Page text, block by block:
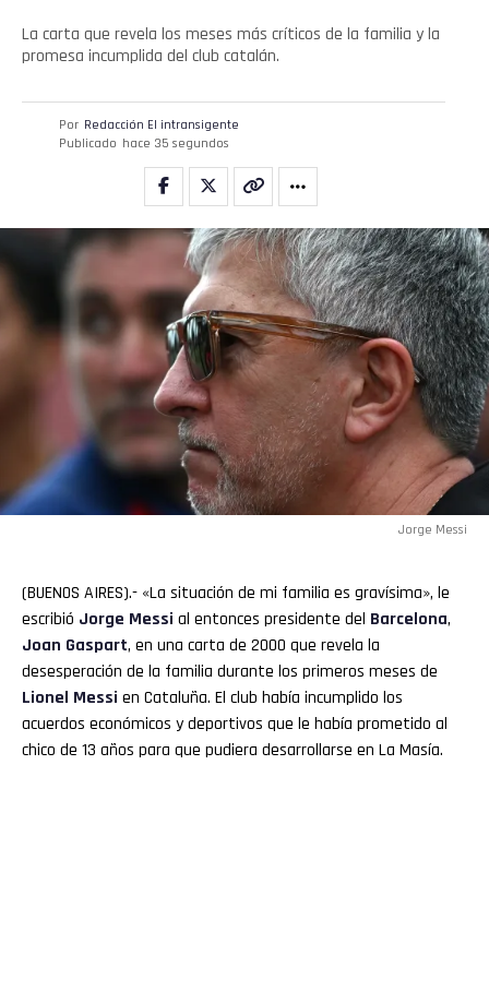
La carta que revela los meses más críticos de la familia y la
promesa incumplida del club catalán.
Por Redacción El intransigente
Publicado hace 35 segundos
Jorge Messi
(BUENOS AIRES).- «La situación de mi familia es gravísima», le
escribió Jorge Messi al entonces presidente del Barcelona,
Joan Gaspart, en una carta de 2000 que revela la
desesperación de la familia durante los primeros meses de
Lionel Messi en Cataluña. El club había incumplido los
acuerdos económicos y deportivos que le había prometido al
chico de 13 años para que pudiera desarrollarse en La Masía.
Reddit
Pinterest
Whatsapp
Email